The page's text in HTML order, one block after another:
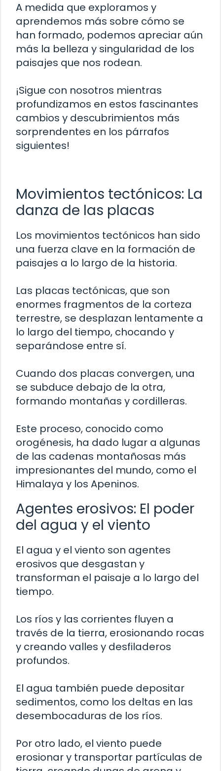
A medida que exploramos y
aprendemos más sobre cómo se
han formado, podemos apreciar aún
más la belleza y singularidad de los
paisajes que nos rodean.
¡Sigue con nosotros mientras
profundizamos en estos fascinantes
cambios y descubrimientos más
sorprendentes en los párrafos
siguientes!
Movimientos tectónicos: La
danza de las placas
Los movimientos tectónicos han sido
una fuerza clave en la formación de
paisajes a lo largo de la historia.
Las placas tectónicas, que son
enormes fragmentos de la corteza
terrestre, se desplazan lentamente a
lo largo del tiempo, chocando y
separándose entre sí.
Cuando dos placas convergen, una
se subduce debajo de la otra,
formando montañas y cordilleras.
Este proceso, conocido como
orogénesis, ha dado lugar a algunas
de las cadenas montañosas más
impresionantes del mundo, como el
Himalaya y los Apeninos.
Agentes erosivos: El poder
del agua y el viento
El agua y el viento son agentes
erosivos que desgastan y
transforman el paisaje a lo largo del
tiempo.
Los ríos y las corrientes fluyen a
través de la tierra, erosionando rocas
y creando valles y desfiladeros
profundos.
El agua también puede depositar
sedimentos, como los deltas en las
desembocaduras de los ríos.
Por otro lado, el viento puede
erosionar y transportar partículas de